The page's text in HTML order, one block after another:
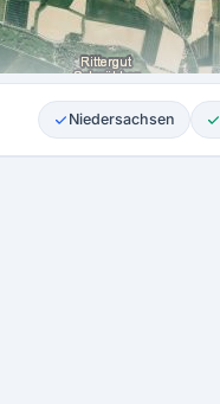
Niedersachsen